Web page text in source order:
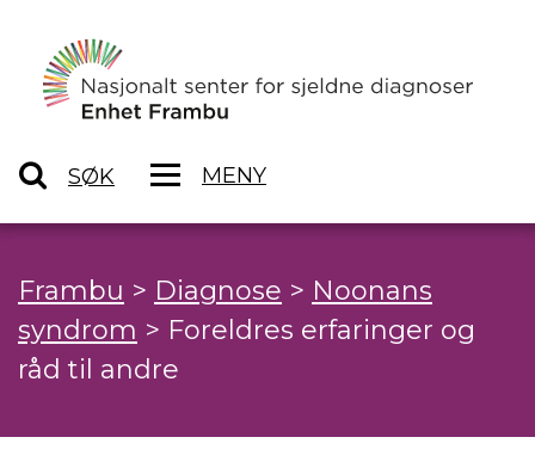
SØK MENY
Frambu > Diagnose > Noonans
syndrom > Foreldres erfaringer og
råd til andre